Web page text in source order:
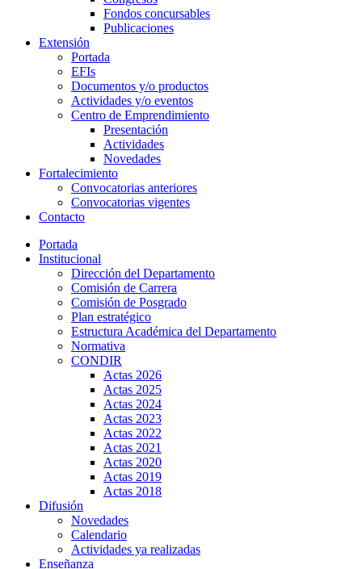
Fondos concursables
Publicaciones
Extensión
Portada
EFIs
Documentos y/o productos
Actividades y/o eventos
Centro de Emprendimiento
Presentación
Actividades
Novedades
Fortalecimiento
Convocatorias anteriores
Convocatorias vigentes
Contacto
Portada
Institucional
Dirección del Departamento
Comisión de Carrera
Comisión de Posgrado
Plan estratégico
Estructura Académica del Departamento
Normativa
CONDIR
Actas 2026
Actas 2025
Actas 2024
Actas 2023
Actas 2022
Actas 2021
Actas 2020
Actas 2019
Actas 2018
Difusión
Novedades
Calendario
Actividades ya realizadas
Enseñanza